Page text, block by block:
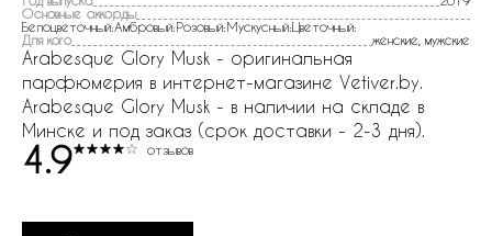
Основные аккорды
Белоцветочный:Амбровый:Розовый:Мускусный:Цветочный:
Для кого
женские, мужские
Arabesque Glory Musk - оригинальная
парфюмерия в интернет-магазине Vetiver.by.
Arabesque Glory Musk - в наличии на складе в
Минске и под заказ (срок доставки - 2-3 дня).
4.9 отзывов